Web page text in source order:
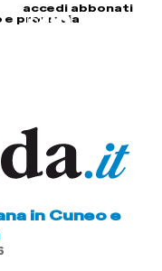
accedi abbonati
e provincia
in Cuneo e